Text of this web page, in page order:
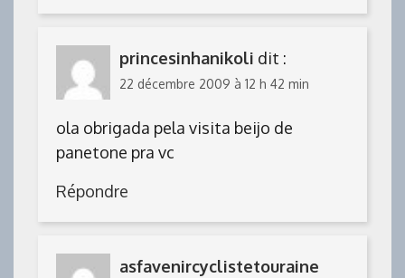
princesinhanikoli dit :
22 décembre 2009 à 12 h 42 min
ola obrigada pela visita beijo de
panetone pra vc
Répondre
asfavenircyclistetouraine